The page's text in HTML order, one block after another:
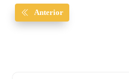
Anterior